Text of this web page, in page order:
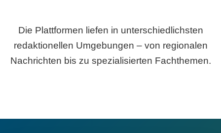
Die Plattformen liefen in unterschiedlichsten
redaktionellen Umgebungen – von regionalen
Nachrichten bis zu spezialisierten Fachthemen.